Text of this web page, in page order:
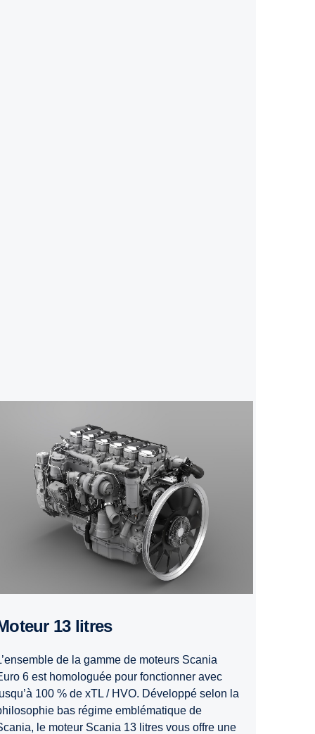
Moteur 13 litres
de la gamme de moteurs Scania
6 est homologuée pour fonctionner avec
100 % de xTL / HVO. Développé selon la
bas régime emblématique de
le moteur Scania 13 litres vous offre une